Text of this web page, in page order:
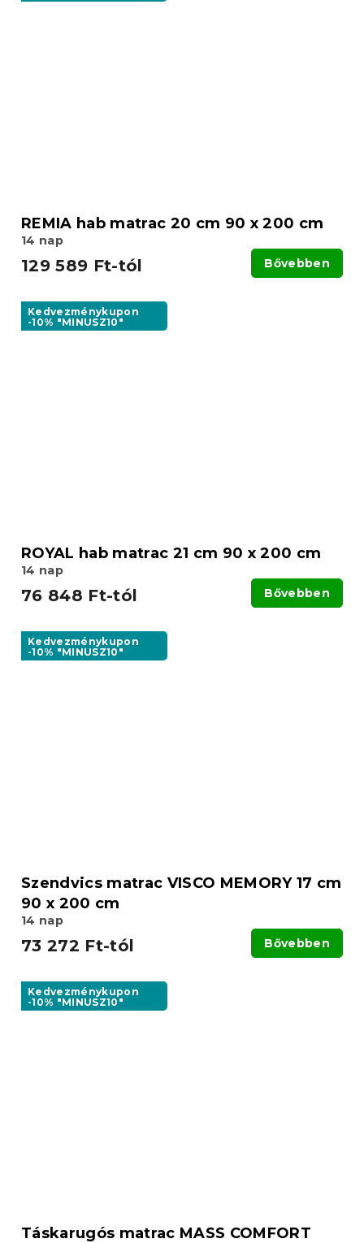
REMIA hab matrac 20 cm 90 x 200 cm
14 nap
129 589 Ft-tól Bővebben
Kedvezménykupon
-10% "MINUSZ10"
ROYAL hab matrac 21 cm 90 x 200 cm
14 nap
76 848 Ft-tól Bővebben
Kedvezménykupon
-10% "MINUSZ10"
Szendvics matrac VISCO MEMORY 17 cm
90 x 200 cm
14 nap
73 272 Ft-tól Bővebben
Kedvezménykupon
-10% "MINUSZ10"
Táskarugós matrac MASS COMFORT